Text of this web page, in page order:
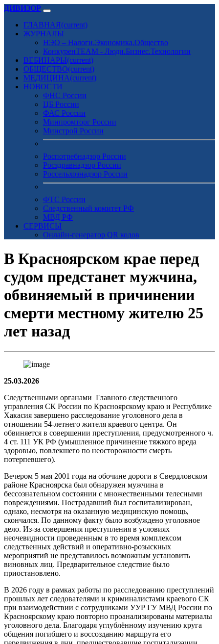
ДИВИЗОР
ГЛАВНАЯ(current)
ЖУРНАЛЫ
НЭО – Налоги.Экономика.Общество
КонкуренTEAM - Люди.Бизнес.Технологии
ВЕБИНАРЫ(current)
ОБЩЕСТВО(current)
МЕДИЦИНА(current)
НОВОСТИ
ФНС России
ЦБ России
ФАС России
Минпромторг России
Минстрой России
Роспотребнадзор России
Росздравнадзор России
Россельхознадзор России
ФТС России
Следственный комитет РФ
МВД РФ
СЕРВИСЫ
Онлайн-генератор QR кодов
В Красноярском крае перед
судом предстанет мужчина,
обвиняемый в причинении
смерти местному жителю 25
лет назад
25.03.2026
Следственными органами Главного следственного
управления СК России по Красноярскому краю и Республике
Хакасия завершено расследование уголовного дела в
отношении 54-летнего жителя краевого центра. Он
обвиняется в совершении преступления, предусмотренного ч.
4 ст. 111 УК РФ (умышленное причинение тяжкого вреда
здоровью, повлекшего по неосторожности смерть
потерпевшего).
Вечером 5 мая 2001 года на обочине дороги в Свердловском
районе Красноярска был обнаружен мужчина в
бессознательном состоянии с множественными телесными
повреждениями. Пострадавший был госпитализирован,
однако, несмотря на оказанную медицинскую помощь,
скончался. По данному факту было возбуждено уголовное
дело. Из-за совершения преступления в условиях
неочевидности проведенным в то время комплексом
следственных действий и оперативно-розыскных
мероприятий не представилось возможным установить
виновных лиц. Предварительное следствие было
приостановлено.
В 2026 году в рамках работы по расследованию преступлений
прошлых лет следователями и криминалистами краевого СК
при взаимодействии с сотрудниками УУР ГУ МВД России по
Красноярскому краю повторно проанализированы материалы
уголовного дела. Благодаря углублённому изучению круга
общения погибшего и воссозданию маршрута его